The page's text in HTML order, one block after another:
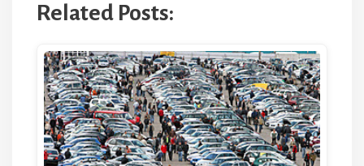
Related Posts: